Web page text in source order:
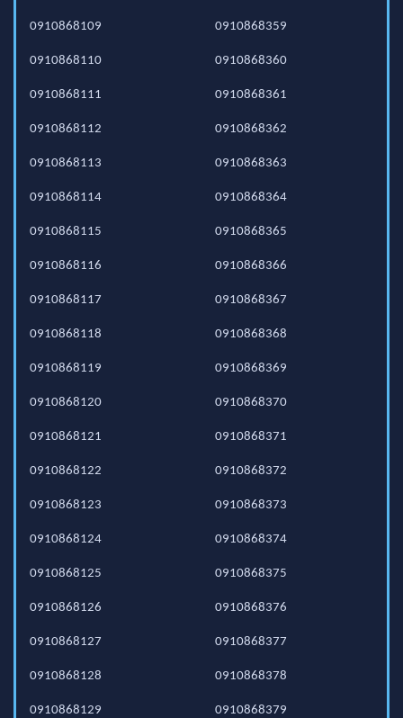
0910868109
0910868110
0910868111
0910868112
0910868113
0910868114
0910868115
0910868116
0910868117
0910868118
0910868119
0910868120
0910868121
0910868122
0910868123
0910868124
0910868125
0910868126
0910868127
0910868128
0910868129
0910868359
0910868360
0910868361
0910868362
0910868363
0910868364
0910868365
0910868366
0910868367
0910868368
0910868369
0910868370
0910868371
0910868372
0910868373
0910868374
0910868375
0910868376
0910868377
0910868378
0910868379